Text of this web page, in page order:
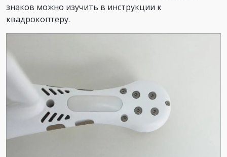
знаков можно изучить в инструкции к
квадрокоптеру.